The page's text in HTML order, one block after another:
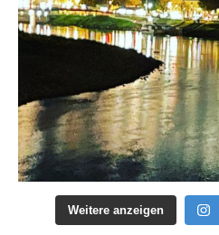
Weitere anzeigen